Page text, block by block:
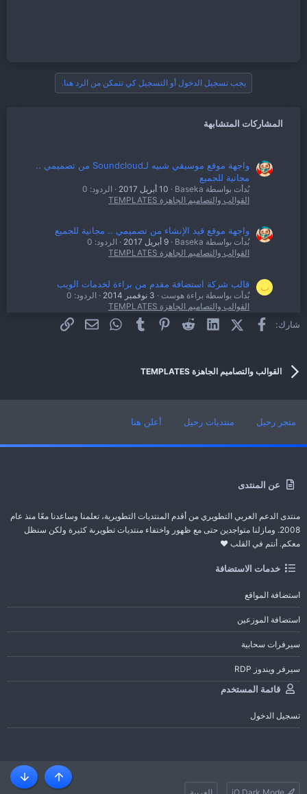
يجب تسجيل الدخول أو التسجيل كي تتمكن من الرد هنا.
المشاركات المتشابهة
واجهة موقع موسيقي شبيه لـSoundcloud من تصميمي ..
مجانية للجميع
بُدأت بواسطة Baseka 10 أبريل 2017
الردود: 0
القوالب والتصاميم الجاهزة TEMPLATES
واجهة موقع قيد الإنشاء من تصميمي .. مجانية للجميع
بُدأت بواسطة Baseka 9 أبريل 2017
الردود: 0
القوالب والتصاميم الجاهزة TEMPLATES
ب قالب شركة استضافة مقدم من براءة لخدمات الويب
بُدأت بواسطة براءة هوست 3 نوفمبر 2014
الردود: 0
القوالب والتصاميم الجاهزة TEMPLATES
القوالب والتصاميم الجاهزة TEMPLATES
شارك: فيسبوكX (Twitter)
LinkedIn
Reddit
Pinterest
Tumblr
WhatsAppالبريد الإلكتروني
الرابط
القوالب والتصاميم الجاهزة TEMPLATES
عن المنتدى
منتدى الدعم العربي التطويري من أقدم المنتديات التطويرية، تعلمنا وساعدنا معًا منذ عام
2008. ومازلنا متواجدين حتى مع ظهور واختفاء منتديات تطويرىة كثيرة ولكن سنظل
معكم. أنتم في القلب ❤️
خدمات الاستضافة
استضافة المواقع
استضافة الموزعين
سيرفرات سحابية
سيرفر ويندوز RDP
قائمة المستخدم
تسجيل الدخول
متجر رحيل منتديات رحيل أعلن هنا
أعلى أسفل